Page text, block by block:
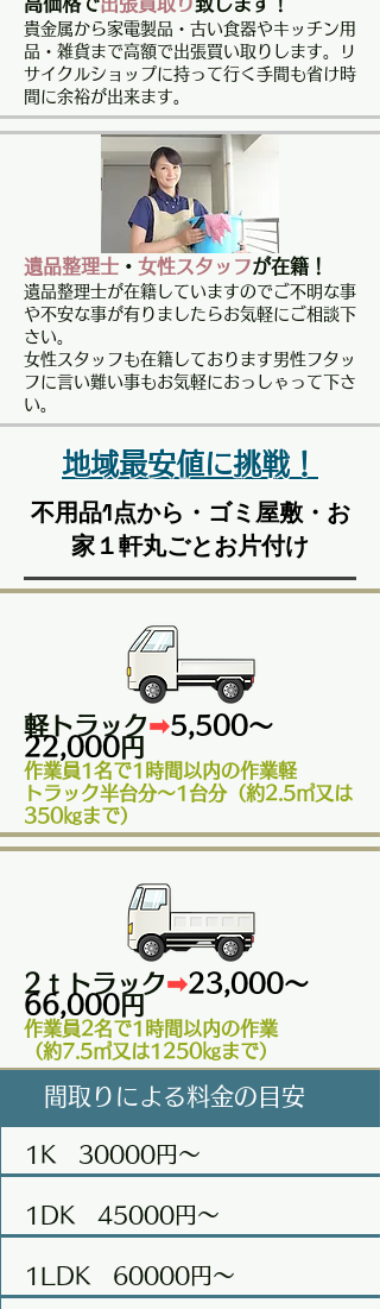
貴金属から家電製品・古い食器やキッチン用
品・雑貨まで高額で出張買い取りします。リ
サイクルショップに持って行く手間も省け時
間に余裕が出来ます。
遺品整理士 ・ 女性スタッフが在籍！
遺品整理士が在籍していますのでご不明な事
や不安な事が有りましたらお気軽にご相談下
さい。
女性スタッフも在籍しております男性フタッ
フに言い難い事もお気軽におっしゃって下さ
い。
​地域最安値に挑戦！
不用品1点から・ゴミ屋敷・お
家１軒丸ごとお片付け
軽トラック➡5,500～
22,000円
作業員1名で1時間以内の作業軽
トラック半台分​～1台分（約2.5㎥又は
350㎏まで）
2ｔトラック➡23,000～
66,000円
作業員2名で1時間以内の作業
（約7.5㎥又は1250㎏まで）
間取りによる料金の目安
1K 30000円～
1DK 45000円～
1LDK 60000円～